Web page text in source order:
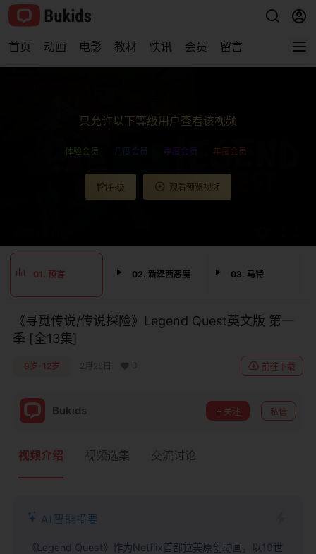
首页 动画 电影 教材 快讯 会员 留言
只允许以下等级用户查看该视频
体验会员 月度会员 季度会员 年度会员
升级 观看预览视频
01. 预言 02. 新泽西恶魔 03. 马特
《寻觅传说/传说探险》Legend Quest英文版 第一
季 [全13集]
9岁-12岁 2月25日 前往下载
Bukids 关注 私信
视频介绍 视频选集 交流讨论
AI智能摘要
《Legend Quest》作为Netflix首部拉美原创动画，以19世